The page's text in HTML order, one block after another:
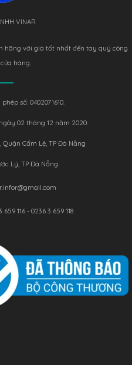
VINAR
hãng với giá tốt nhất đến tay quý công
hàng.
số: 0402071610.
02 tháng 12 năm 2020.
Quận Cẩm Lệ, TP Đà Nẵng
Lý, TP Đà Nẵng
659 116 - 0236 3 659 118